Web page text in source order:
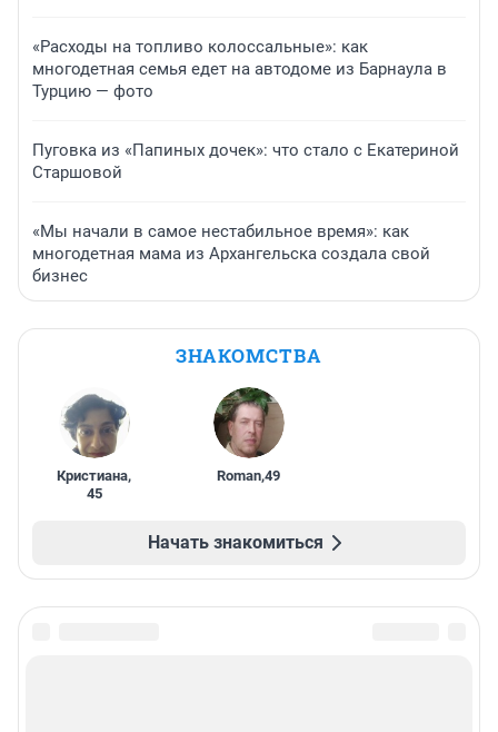
«Расходы на топливо колоссальные»: как
многодетная семья едет на автодоме из Барнаула в
Турцию — фото
Пуговка из «Папиных дочек»: что стало с Екатериной
Старшовой
«Мы начали в самое нестабильное время»: как
многодетная мама из Архангельска создала свой
бизнес
ЗНАКОМСТВА
Кристиана,
45
Roman,49
Начать знакомиться